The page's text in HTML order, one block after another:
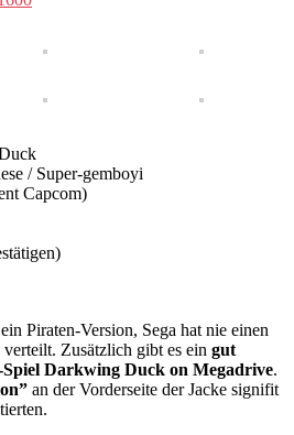
/ Super-gemboyi
Capcom)
Piraten-Version, Sega hat nie einen
Zusätzlich gibt es ein gut
Darkwing Duck on Megadrive.
an der Vorderseite der Jacke signifit